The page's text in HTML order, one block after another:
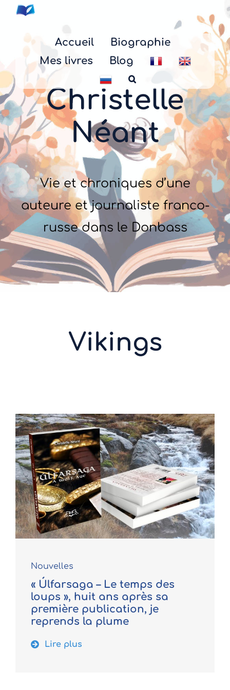
Skip
content
Accueil
Biographie
Mes livres
Blog
Christelle
Néant
Vie et chroniques d’une
auteure et journaliste franco-
russe dans le Donbass
Vikings
Nouvelles
« Úlfarsaga – Le temps des
loups », huit ans après sa
première publication, je
reprends la plume
Lire plus